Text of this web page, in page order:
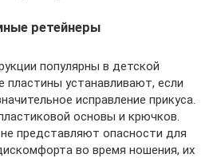
ретейнеры
популярны в детской
пластины устанавливают, если
исправление прикуса.
основы и крючков.
представляют опасности для
во время ношения, их